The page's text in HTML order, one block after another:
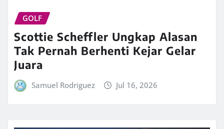
GOLF
Scottie Scheffler Ungkap Alasan
Tak Pernah Berhenti Kejar Gelar
Juara
Samuel Rodriguez Jul 16, 2026